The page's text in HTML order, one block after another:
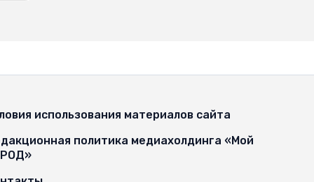
использования материалов сайта
политика медиахолдинга «Мой